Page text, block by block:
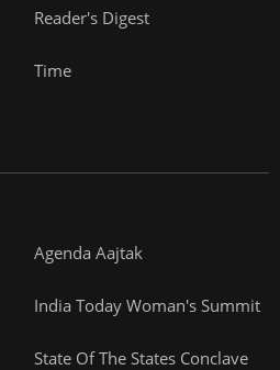
Reader's Digest
Time
Agenda Aajtak
India Today Woman's Summit
State Of The States Conclave